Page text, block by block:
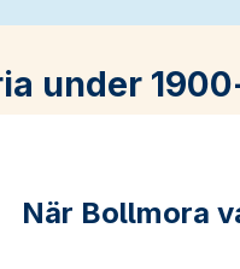
under
När Bollmora
Läs mer om När